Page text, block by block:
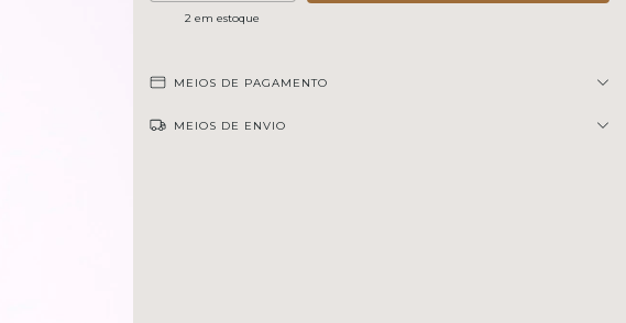
2 em estoque
MEIOS DE PAGAMENTO
MEIOS DE ENVIO